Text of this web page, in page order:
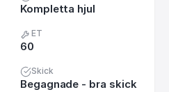
Kompletta hjul
ET
60
Skick
Begagnade - bra skick